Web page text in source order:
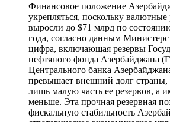
Финансовое положение
укрепляться, поскольку
выросли до $71 млрд по
года, согласно данным
цифра, включающая резервы
нефтяного фонда Азербайджана
Центрального банка
превышает внешний долг страны,
лишь малую часть ее резервов, а
меньше. Эта прочная резервная
фискальную стабильность